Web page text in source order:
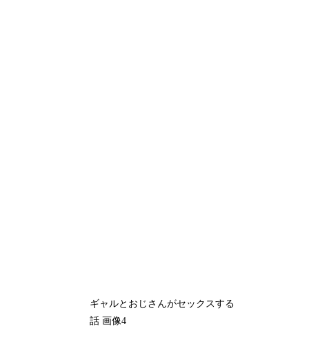
ギャルとおじさんがセックスする
話 画像4